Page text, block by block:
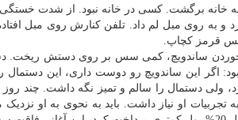
خانه برگشت. کسی در خانه نبود. از شدت
و به روی مبل لم داد. تلفن کنارش روی مبل
قرمز کچاپ.
ساندویچ، کمی سس بر روی دستش ریخت.
ولی دستمال را سالم و تمیز نگه داشت. چند روز
تجربیات او نیاز داشت. باید به نحوی به او